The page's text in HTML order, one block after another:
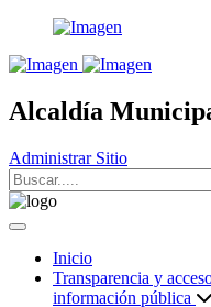
Alcaldía
Administrar Sitio
Inicio
Transparencia y
información pública